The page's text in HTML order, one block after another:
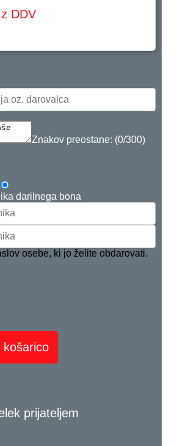
z DDV
Znakov preostane: (0/300)
darilnega bona
osebe, ki jo želite obdarovati.
košarico
prijateljem